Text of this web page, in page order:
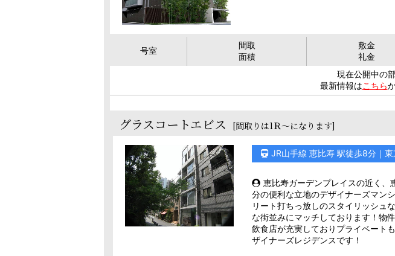
号室
間取
面積
敷金
礼金
現在公開中の
最新情報はこちら
グラスコートエビス [間取りは1Ｒ～になります]
JR山手線 恵比寿 駅徒歩8分｜
恵比寿ガーデンプレイスの近く、
分の便利な立地のデザイナーズマン
リート打ちっ放しのスタイリッシュ
な街並みにマッチしております！物
飲食店が充実しておりプライベート
ザイナーズレジデンスです！